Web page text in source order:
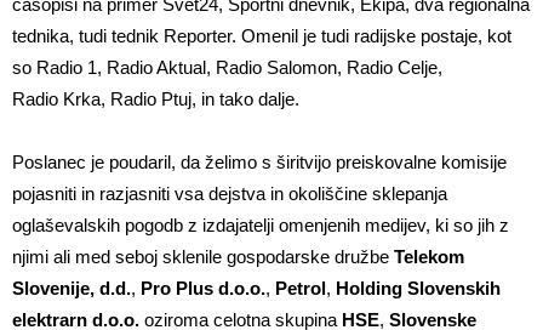
tednika, tudi tednik Reporter. Omenil je tudi radijske postaje, kot
so Radio 1, Radio Aktual, Radio Salomon, Radio Celje,
Radio Krka, Radio Ptuj, in tako dalje.
Poslanec je poudaril, da želimo s širitvijo preiskovalne komisije
pojasniti in razjasniti vsa dejstva in okoliščine sklepanja
oglaševalskih pogodb z izdajatelji omenjenih medijev, ki so jih z
njimi ali med seboj sklenile gospodarske družbe Telekom
Slovenije, d.d., Pro Plus d.o.o., Petrol, Holding Slovenskih
elektrarn d.o.o. oziroma celotna skupina HSE, Slovenske